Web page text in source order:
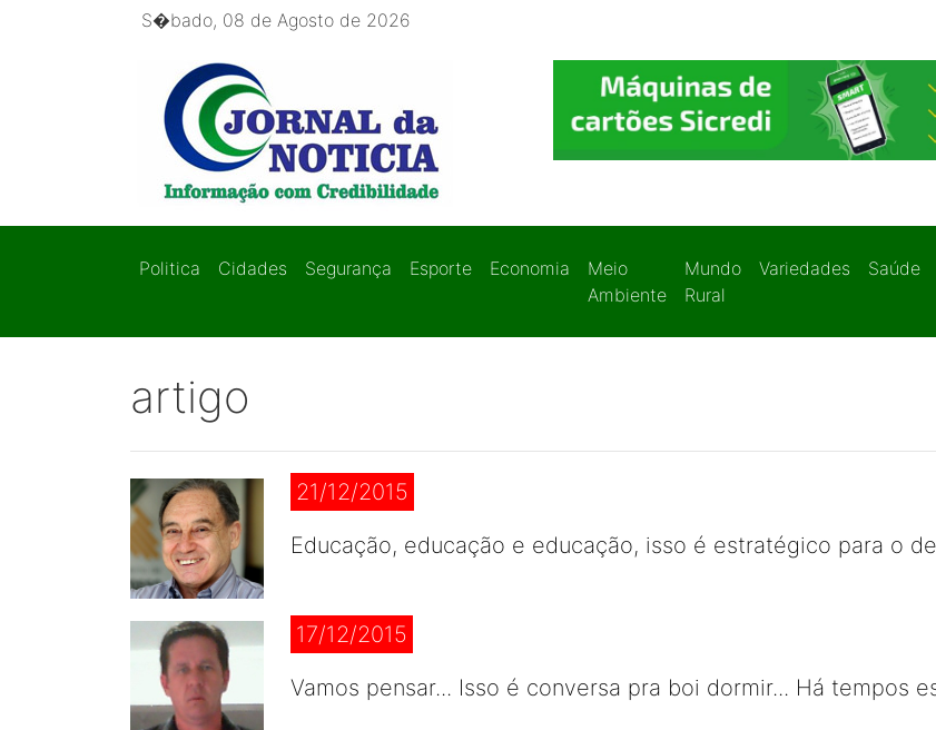
S�bado, 08 de Agosto de 2026
Politica Cidades Segurança Esporte Economia
Meio
Ambiente
Mundo
Rural
Variedades Saúde
artigo
21/12/2015
Educação, educação e educação, isso é estratégico para o
17/12/2015
Vamos pensar... Isso é conversa pra boi dormir... Há tempos